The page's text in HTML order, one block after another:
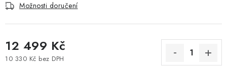
Možnosti doručení
12 499 Kč
10 330 Kč bez DPH